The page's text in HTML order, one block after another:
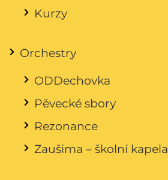
Kurzy
Orchestry
ODDechovka
Pěvecké sbory
Rezonance
Zaušima – školní kapela